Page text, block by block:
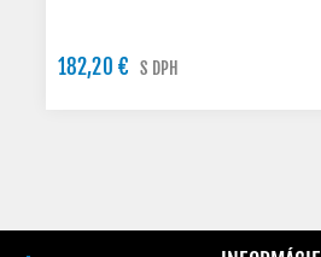
182,20 € S DPH